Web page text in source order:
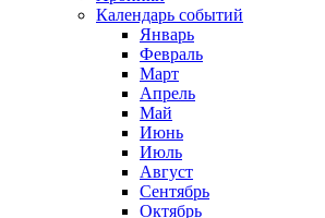
Календарь событий
Январь
Февраль
Март
Апрель
Май
Июнь
Июль
Август
Сентябрь
Октябрь